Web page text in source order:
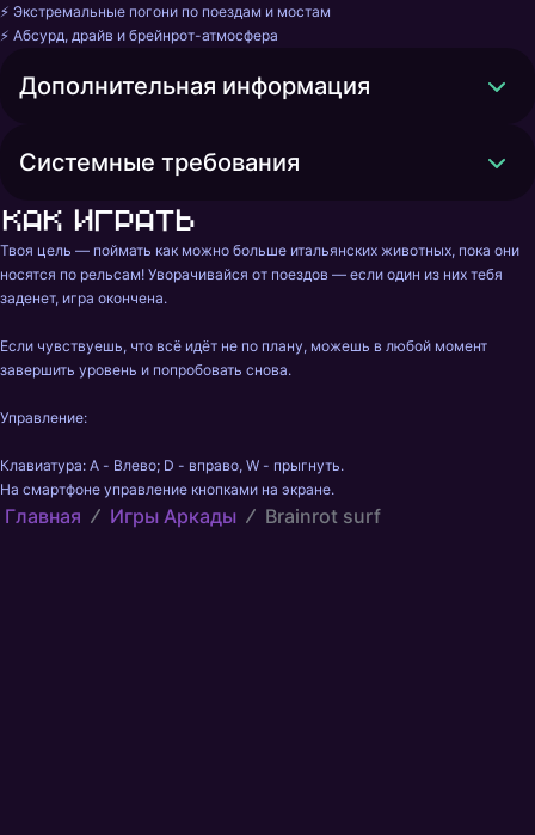
⚡ Экстремальные погони по поездам и мостам
⚡ Абсурд, драйв и брейнрот-атмосфера
Дополнительная информация
Системные требования
Как играть
Твоя цель — поймать как можно больше итальянских животных, пока они
носятся по рельсам! Уворачивайся от поездов — если один из них тебя
заденет, игра окончена.
Если чувствуешь, что всё идёт не по плану, можешь в любой момент
завершить уровень и попробовать снова.
Управление:
Клавиатура: A - Влево; D - вправо, W - прыгнуть.
На смартфоне управление кнопками на экране.
Главная Игры Аркады Brainrot surf